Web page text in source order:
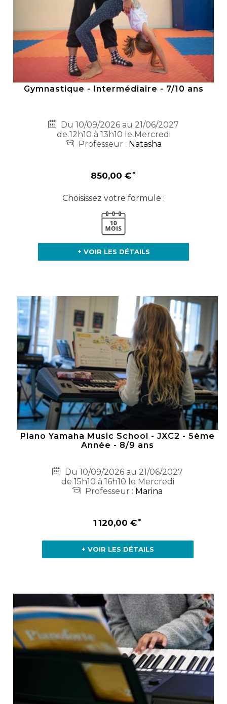
Gymnastique - Intermédiaire - 7/10 ans
Du 10/09/2026 au 21/06/2027
de 12h10 à 13h10 le Mercredi
Professeur : Natasha
850,00 €
Choisissez votre formule :
+ VOIR LES DÉTAILS
Piano Yamaha Music School - JXC2 - 5ème
Année - 8/9 ans
Du 10/09/2026 au 21/06/2027
de 15h10 à 16h10 le Mercredi
Professeur : Marina
1 120,00 €
+ VOIR LES DÉTAILS